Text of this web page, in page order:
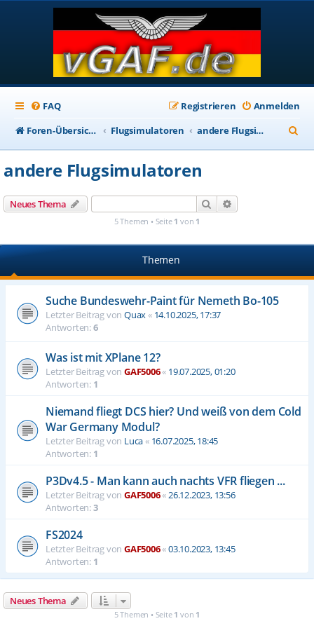
FAQ Anmelden
Registrieren
Foren-Übersicht
Flugsimulatoren andere Flugsimulatoren
u
andere Flugsimulatoren
Neues Thema Suche
5 Themen • Seite 1 von 1
Themen
Suche Bundeswehr-Paint für Nemeth Bo-105
Letzter Beitrag von Quax« 14.10.2025, 17:37
Antworten:6
Was ist mit XPlane 12?
Letzter Beitrag von GAF5006« 19.07.2025, 01:20
Antworten: 1
Niemand fliegt DCS hier? Und weiß von dem Cold
War Germany Modul?
Letzter Beitrag von Luca« 16.07.2025, 18:45
Antworten: 1
P3Dv4.5 - Man kann auch nachts VFR fliegen ...
Letzter Beitrag von GAF5006«26.12.2023, 13:56
Antworten:3
FS2024
Letzter Beitrag von GAF5006«03.10.2023, 13:45
Antworten: 1
Neues Thema
5 Themen • Seite 1 von 1